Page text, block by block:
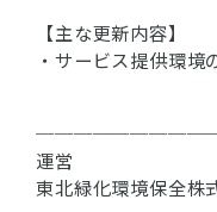
【主な更新内容】
・サービス提供環境
運営
東北緑化環境保全